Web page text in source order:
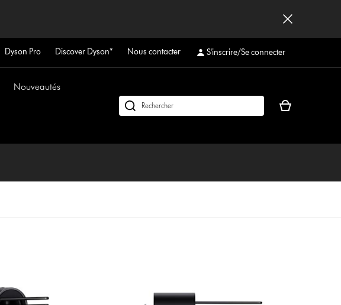
Dyson Pro Discover Dyson* Nous contacter S'inscrire/Se connecter
Nouveautés
Rechercher
Votre
vide